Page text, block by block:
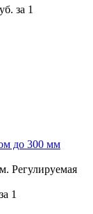
за 1
до 300 мм
Регулируемая
за 1